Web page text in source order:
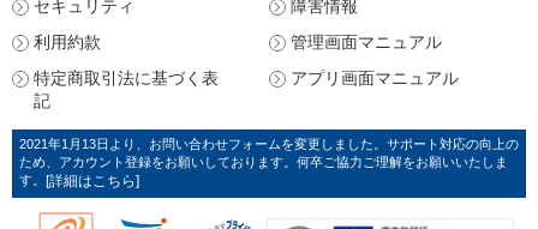
セキュリティ
利用約款
特定商取引法に基づく表
記
障害情報
管理画面マニュアル
アプリ画面マニュアル
2021年1月13日より、お問い合わせフォームを変更しました。サポート対応の向上の
ため、アカウント登録をお願いしております。何卒ご協力ご理解をお願いいたしま
す。
[詳細はこちら]